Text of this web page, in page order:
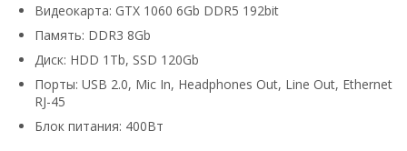
Видеокарта: GTX 1060 6Gb DDR5 192bit
Память: DDR3 8Gb
Диск: HDD 1Tb, SSD 120Gb
Порты: USB 2.0, Mic In, Headphones Out, Line Out, Ethernet
RJ-45
Блок питания: 400Вт